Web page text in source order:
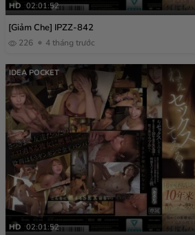
HD 02:01:52
[Giảm Che] IPZZ-842
226 4 tháng trước
IDEA POCKET
HD 02:01:52